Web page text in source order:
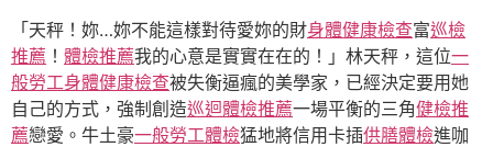
「天秤！妳…妳不能這樣對待愛妳的財身體健康檢查富巡檢
推薦 ！ 體檢推薦我的心意是實實在在的！」林天秤，這位一
般勞工身體健康檢查被失衡逼瘋的美學家，已經決定要用她
自己的方式，強制創造巡迴體檢推薦一場平衡的三角健檢推
薦戀愛。牛土豪一般勞工體檢猛地將信用卡插供膳體檢進咖